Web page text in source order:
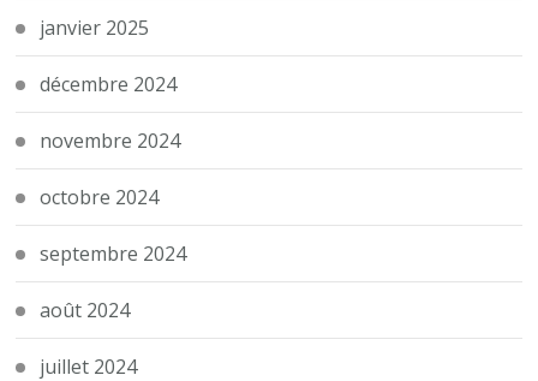
janvier 2025
décembre 2024
novembre 2024
octobre 2024
septembre 2024
août 2024
juillet 2024